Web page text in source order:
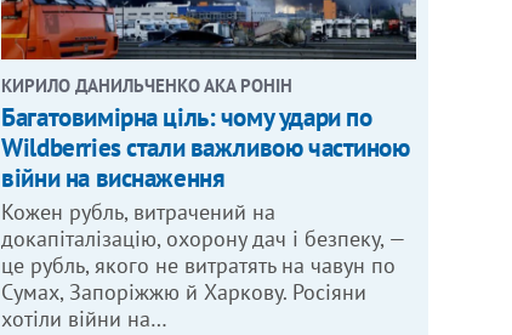
КИРИЛО ДАНИЛЬЧЕНКО АКА РОНІН
Багатовимірна ціль: чому удари по
Wildberries стали важливою частиною
війни на виснаження
Кожен рубль, витрачений на
докапіталізацію, охорону дач і безпеку, —
це рубль, якого не витратять на чавун по
Сумах, Запоріжжю й Харкову. Росіяни
хотіли війни на…